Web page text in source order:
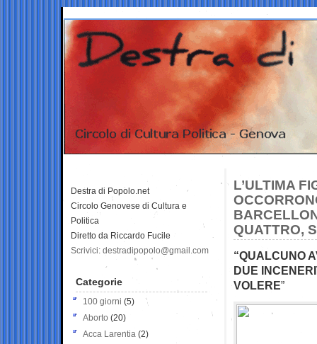
L’ULTIMA
QUATTRO,
“QUALCUNO
DUE
VOLERE”
Destra di Popolo.net
Circolo Genovese di Cultura e
Politica
Diretto da Riccardo Fucile
Scrivici: destradipopolo@gmail.com
Categorie
100 giorni (5)
Aborto (20)
Acca Larentia (2)